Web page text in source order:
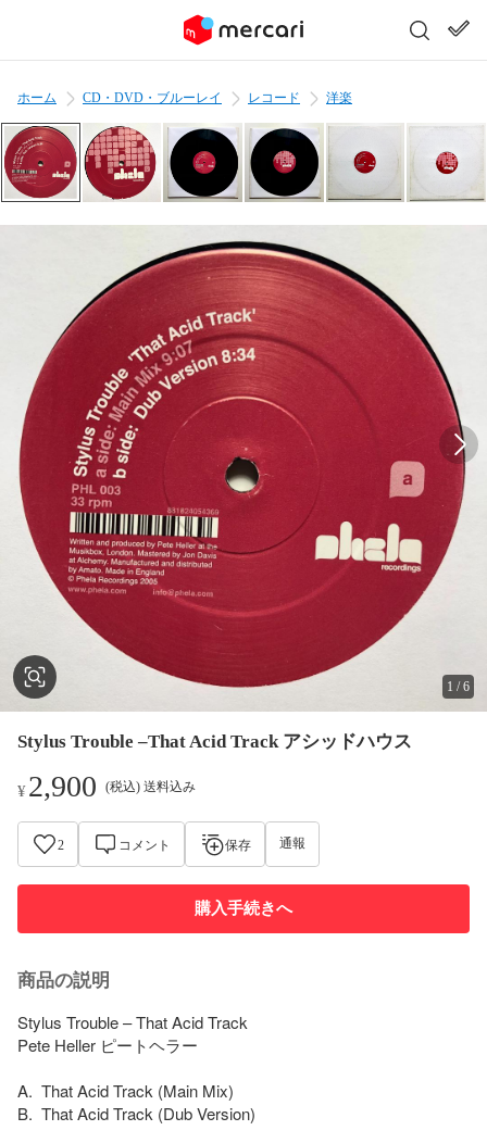
ホーム CD・DVD・ブルーレイ レコード 洋楽
1 /6
Stylus Trouble –That Acid Track アシッドハウス
¥2,900 (税込) 送料込み
2 コメント 保存 通報
購入手続きへ
商品の説明
Stylus Trouble – That Acid Track
Pete Heller ピートヘラー
A.  That Acid Track (Main Mix)
B.  That Acid Track (Dub Version)